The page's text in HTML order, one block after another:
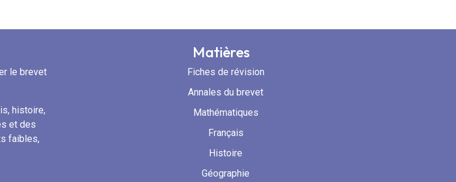
le brevet
histoire,
et des
faibles,
Matières
Fiches de révision
Annales du brevet
Mathématiques
Français
Histoire
Géographie